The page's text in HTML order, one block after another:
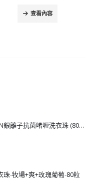
查看內容
[J206232] 日本BON BON銀離子抗菌啫喱洗衣珠 (80粒)
珠-牧場+爽+玫瑰葡萄-80粒